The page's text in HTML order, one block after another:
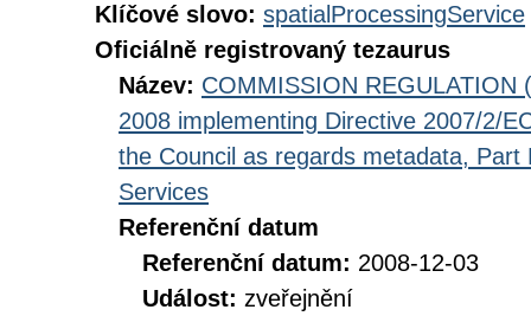
Klíčové slovo: spatialProcessingService
Oficiálně registrovaný tezaurus
Název: COMMISSION REGULATION
2008 implementing Directive 2007/2/
the Council as regards metadata,
Services
Referenční datum
Referenční datum: 2008-12-03
Událost: zveřejnění